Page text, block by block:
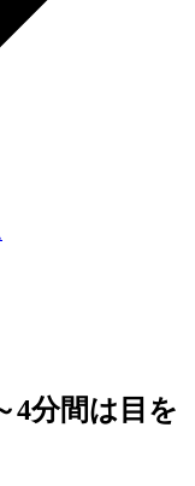
4分間は目を